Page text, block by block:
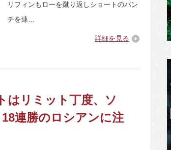
リフィンもローを蹴り返しショートのパン
チを連…
詳細を見る
はリミット丁度、ソ
連勝のロシアンに注